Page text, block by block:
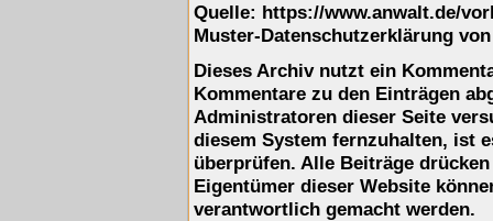
Quelle: https://www.anwalt.de/
Muster-Datenschutzerklärung
Dieses Archiv nutzt ein
Kommentare zu den Einträgen
Administratoren dieser Seite
diesem System fernzuhalten, ist
überprüfen. Alle Beiträge
Eigentümer dieser Website
verantwortlich gemacht werden.